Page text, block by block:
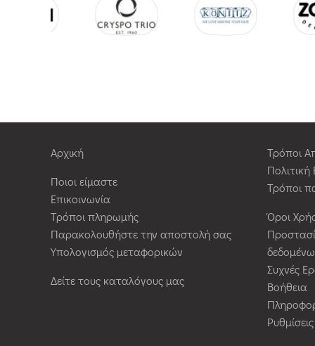
Αρχική
Ποιοι είμαστε
Επικοινωνία
Τρόποι πληρωμής
Παρακολουθήστε την αποστολή σας
Υπολογισμός μεταφορικών
Δείτε τους καταλόγους μας
Τρόποι
Τρόποι
Όροι
Συχνές
Βοήθεια